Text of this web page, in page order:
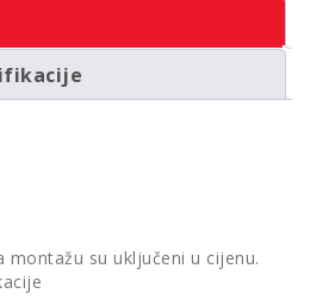
montažu su uključeni u cijenu.